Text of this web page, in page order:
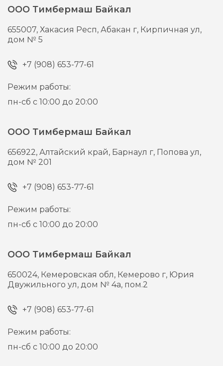
ООО Тимбермаш Байкал
655007,Хакасия Респ, Абакан г, Кирпичная ул,
дом № 5
+7 (908) 653-77-61
Режим работы:
пн-сб с 10:00 до 20:00
ООО Тимбермаш Байкал
656922,Алтайский край, Барнаул г, Попова ул,
дом № 201
+7 (908) 653-77-61
Режим работы:
пн-сб с 10:00 до 20:00
ООО Тимбермаш Байкал
650024, Кемеровская обл, Кемерово г, Юрия
Двужильного ул, дом № 4а, пом.2
+7 (908) 653-77-61
Режим работы:
пн-сб с 10:00 до 20:00